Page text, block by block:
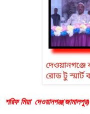
শরিফ মিয়া দেওয়ানগঞ্জ(জামালপুর)